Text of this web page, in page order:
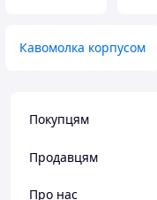
Кавомолка корпусом
Покупцям
Продавцям
Про нас